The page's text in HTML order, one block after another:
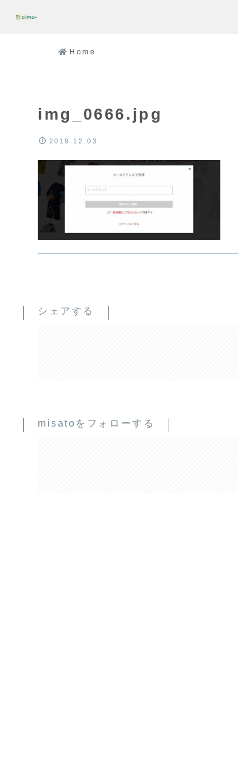
Home
img_0666.jpg
2019.12.03
シェアする
misatoをフォローする